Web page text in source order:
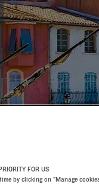
FOR US
by clicking on "Manage